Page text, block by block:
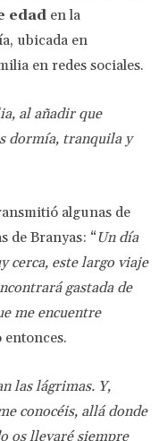
edad en la
ubicada en
en redes sociales.
al añadir que
dormía, tranquila y
algunas de
de Branyas: “Un día
cerca, este largo viaje
gastada de
me encuentre
entonces.
las lágrimas. Y,
conocéis, allá donde
os llevaré siempre